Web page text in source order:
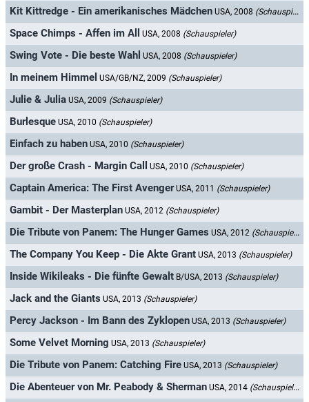
Kit Kittredge - Ein amerikanisches Mädchen USA, 2008 (Schauspieler)
Space Chimps - Affen im All USA, 2008 (Schauspieler)
Swing Vote - Die beste Wahl USA, 2008 (Schauspieler)
In meinem Himmel USA/GB/NZ, 2009 (Schauspieler)
Julie & Julia USA, 2009 (Schauspieler)
Burlesque USA, 2010 (Schauspieler)
Einfach zu haben USA, 2010 (Schauspieler)
Der große Crash - Margin Call USA, 2010 (Schauspieler)
Captain America: The First Avenger USA, 2011 (Schauspieler)
Gambit - Der Masterplan USA, 2012 (Schauspieler)
Die Tribute von Panem: The Hunger Games USA, 2012 (Schauspieler)
The Company You Keep - Die Akte Grant USA, 2013 (Schauspieler)
Inside Wikileaks - Die fünfte Gewalt B/USA, 2013 (Schauspieler)
Jack and the Giants USA, 2013 (Schauspieler)
Percy Jackson - Im Bann des Zyklopen USA, 2013 (Schauspieler)
Some Velvet Morning USA, 2013 (Schauspieler)
Die Tribute von Panem: Catching Fire USA, 2013 (Schauspieler)
Die Abenteuer von Mr. Peabody & Sherman USA, 2014 (Schauspieler)